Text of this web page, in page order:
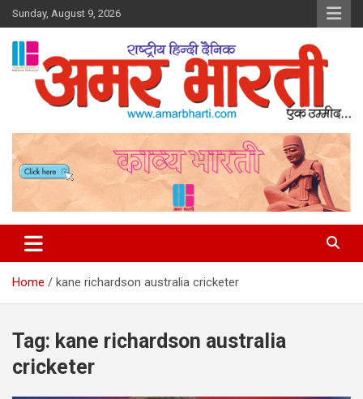
Skip
to
content
Sunday, August 9, 2026
Amar Bharti Media Group
Home kane richardson australia cricketer
Tag: kane richardson australia
cricketer